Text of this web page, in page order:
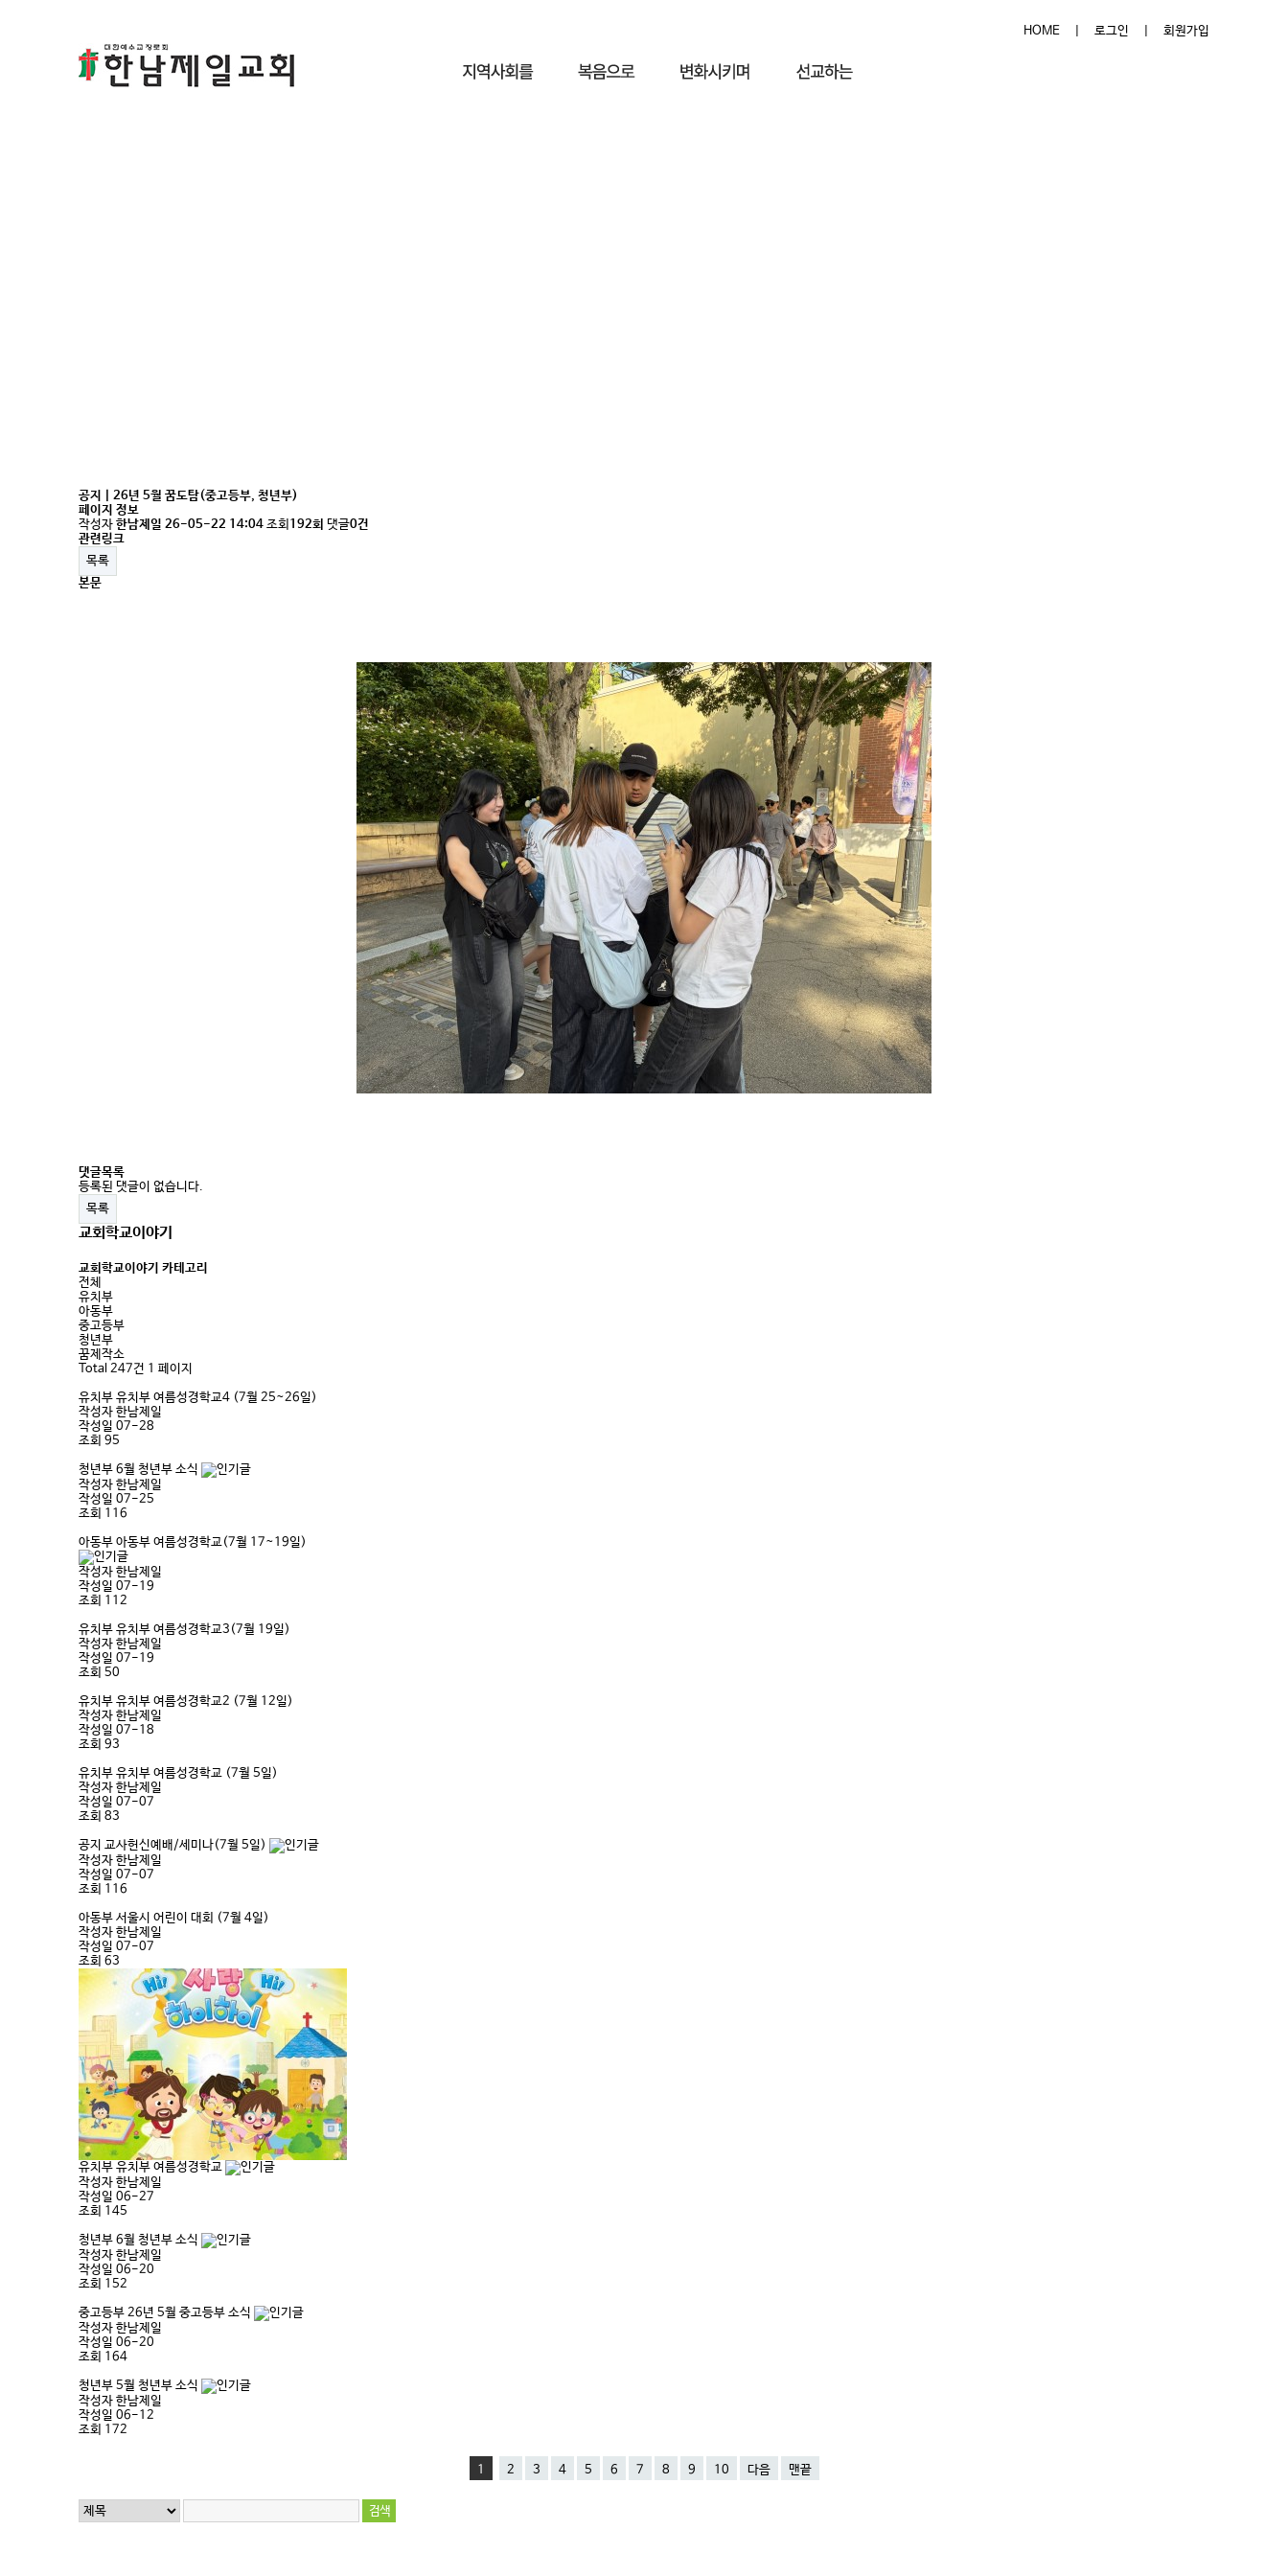
HOME 로그인 회원가입
공지 | 26년 5월 꿈도탐(중고등부, 청년부)
페이지 정보
작성자 한남제일 26-05-22 14:04 조회 192회 댓글0건
관련링크
목록
본문
댓글목록
등록된 댓글이 없습니다.
목록
교회학교이야기
교회학교이야기 카테고리
전체
유치부
아동부
중고등부
청년부
꿈제작소
Total 247건 1 페이지
유치부 유치부 여름성경학교4 (7월 25~26일)
작성자 한남제일
작성일 07-28
조회 95
청년부 6월 청년부 소식
작성자 한남제일
작성일 07-25
조회 116
아동부 아동부 여름성경학교(7월 17~19일)
작성자 한남제일
작성일 07-19
조회 112
유치부 유치부 여름성경학교3(7월 19일)
작성자 한남제일
작성일 07-19
조회 50
유치부 유치부 여름성경학교2 (7월 12일)
작성자 한남제일
작성일 07-18
조회 93
유치부 유치부 여름성경학교 (7월 5일)
작성자 한남제일
작성일 07-07
조회 83
공지 교사헌신예배/세미나(7월 5일)
작성자 한남제일
작성일 07-07
조회 116
아동부 서울시 어린이 대회 (7월 4일)
작성자 한남제일
작성일 07-07
조회 63
유치부 유치부 여름성경학교
작성자 한남제일
작성일 06-27
조회 145
청년부 6월 청년부 소식
작성자 한남제일
작성일 06-20
조회 152
중고등부 26년 5월 중고등부 소식
작성자 한남제일
작성일 06-20
조회 164
청년부 5월 청년부 소식
작성자 한남제일
작성일 06-12
조회 172
1 2 3 4 5 6 7 8 9 10 다음 맨끝